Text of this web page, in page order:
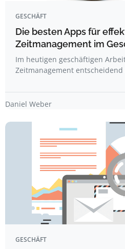
GESCHÄFT
Die besten Apps für
Zeitmanagement im
Im heutigen geschäftigen
Zeitmanagement
Daniel Weber
GESCHÄFT